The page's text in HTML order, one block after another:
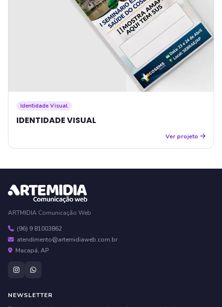
Identidade Visual
IDENTIDADE VISUAL
Ver projeto
ARTMIDIA Comunicação Web
(96) 9 81003862
atendimento@artemidiaweb.com.br
Macapá, AP
NEWSLETTER